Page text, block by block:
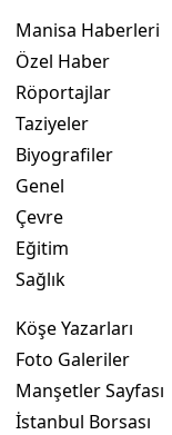
Manisa Haberleri
Özel Haber
Röportajlar
Taziyeler
Biyografiler
Genel
Çevre
Eğitim
Sağlık
Köşe Yazarları
Foto Galeriler
Manşetler Sayfası
İstanbul Borsası